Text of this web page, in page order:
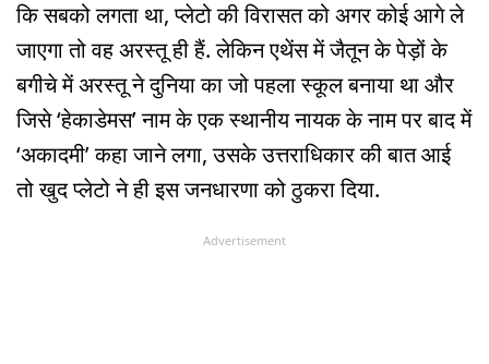
कि सबको लगता था, प्लेटो की विरासत को अगर कोई आगे ले
जाएगा तो वह अरस्तू ही हैं. लेकिन एथेंस में जैतून के पेड़ों के
बगीचे में अरस्तू ने दुनिया का जो पहला स्कूल बनाया था और
जिसे ‘हेकाडेमस’ नाम के एक स्थानीय नायक के नाम पर बाद में
‘अकादमी’ कहा जाने लगा, उसके उत्तराधिकार की बात आई
तो खुद प्लेटो ने ही इस जनधारणा को ठुकरा दिया.
Advertisement